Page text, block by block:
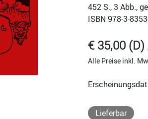
452 S., 3 Abb.,
ISBN 978-3-
€ 35,00
Alle Preise inkl.
Lieferbar